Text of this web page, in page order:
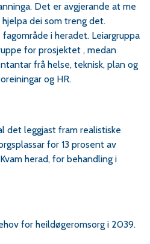
Det er avgjerande at me
dei som treng det.
i heradet. Leiargruppa
for prosjektet , medan
frå helse, teknisk, plan og
og HR.
det leggjast fram realistiske
for 13 prosent av
herad, for behandling i
for heildøgeromsorg i 2039.